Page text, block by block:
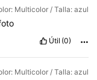
Multicolor / Talla: azul
Útil (0)
Multicolor / Talla: azul